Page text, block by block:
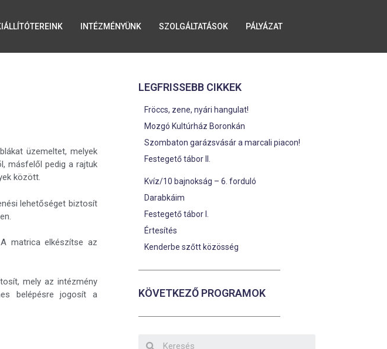
INTÉZMÉNYÜNK SZOLGÁLTATÁSOK PÁLYÁZAT
üzemeltet, melyek
másfelől pedig a rajtuk
között.
lehetőséget biztosít
matrica elkészítse az
mely az intézmény
belépésre jogosít a
LEGFRISSEBB CIKKEK
Fröccs, zene, nyári hangulat!
Mozgó Kultúrház Boronkán
Szombaton garázsvásár a marcali piacon!
Festegető tábor II.
Kvíz/10 bajnokság – 6. forduló
Darabkáim
Festegető tábor I.
Értesítés
Kenderbe szőtt közösség
KÖVETKEZŐ PROGRAMOK